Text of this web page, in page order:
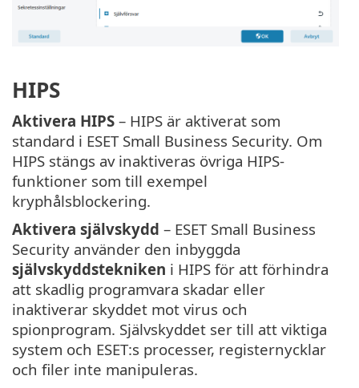
HIPS
Aktivera HIPS – HIPS är aktiverat som
standard i ESET Small Business Security. Om
HIPS stängs av inaktiveras övriga HIPS-
funktioner som till exempel
kryphålsblockering.
Aktivera självskydd – ESET Small Business
Security använder den inbyggda
självskyddstekniken i HIPS för att förhindra
att skadlig programvara skadar eller
inaktiverar skyddet mot virus och
spionprogram. Självskyddet ser till att viktiga
system och ESET:s processer, registernycklar
och filer inte manipuleras.